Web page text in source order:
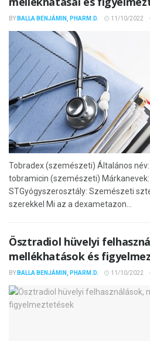
BY BALLA BENJÁMIN, PHARM.D. 11/10/2022
Tobradex (szemészeti) Általános
tobramicin (szemészeti)
STGyógyszerosztály: Szemészeti
szerekkel Mi az a dexametazon...
Ösztradiol hüvelyi
mellékhatások és
BY BALLA BENJÁMIN, PHARM.D. 11/10/2022